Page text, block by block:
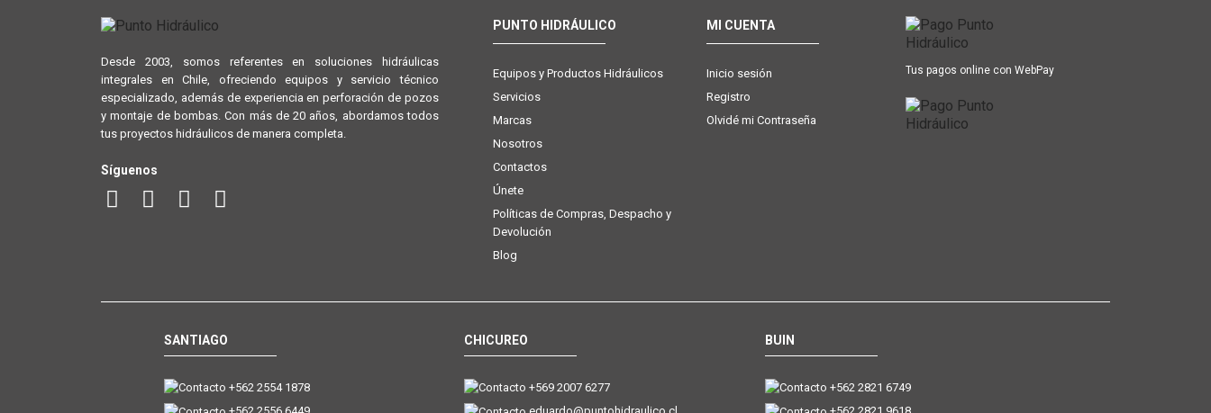
Desde 2003, somos referentes en soluciones hidráulicas
integrales en Chile, ofreciendo equipos y servicio técnico
especializado, además de experiencia en perforación de pozos
y montaje de bombas. Con más de 20 años, abordamos todos
tus proyectos hidráulicos de manera completa.
Síguenos
PUNTO HIDRÁULICO
Equipos y Productos Hidráulicos
Servicios
Marcas
Nosotros
Contactos
Únete
Políticas de Compras, Despacho y
Devolución
Blog
MI CUENTA
Inicio sesión
Registro
Olvidé mi Contraseña
Tus pagos online con WebPay
SANTIAGO
+562 2554 1878
CHICUREO
+569 2007 6277
BUIN
+562 2821 6749